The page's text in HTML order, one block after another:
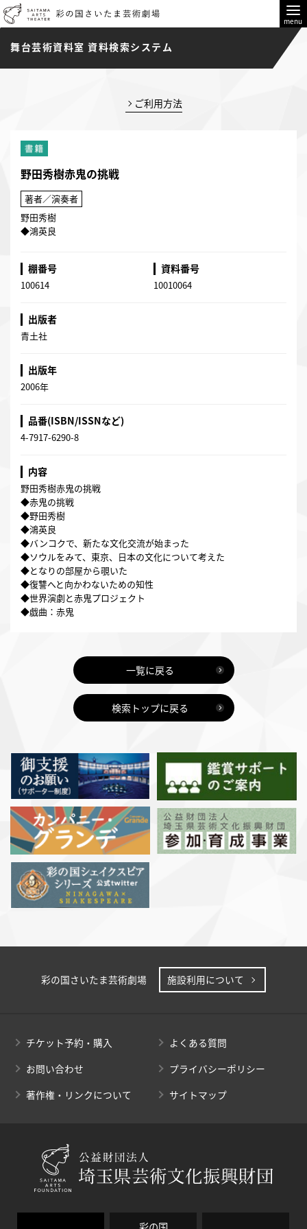
menu
舞台芸術資料室 資料検索システム
ご利用方法
野田秀樹赤鬼の挑戦
著者／演奏者
野田秀樹
◆鴻英良
棚番号
100614
資料番号
10010064
出版者
青土社
出版年
2006年
品番(ISBN/ISSNなど)
4-7917-6290-8
内容
野田秀樹赤鬼の挑戦
◆赤鬼の挑戦
◆野田秀樹
◆鴻英良
◆バンコクで、新たな文化交流が始まった
◆ソウルをみて、東京、日本の文化について考えた
◆となりの部屋から覗いた
◆復讐へと向かわないための知性
◆世界演劇と赤鬼プロジェクト
◆戯曲：赤鬼
一覧に戻る
検索トップに戻る
彩の国さいたま芸術劇場 施設利用について
チケット予約・購入
よくある質問
お問い合わせ
プライバシーポリシー
著作権・リンクについて
サイトマップ